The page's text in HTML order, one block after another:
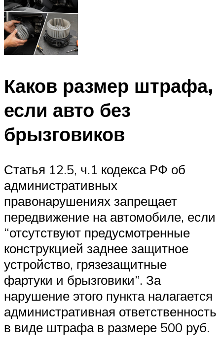
Каков размер штрафа,
если авто без
брызговиков
Статья 12.5, ч.1 кодекса РФ об
административных
правонарушениях запрещает
передвижение на автомобиле, если
“отсутствуют предусмотренные
конструкцией заднее защитное
устройство, грязезащитные
фартуки и брызговики”. За
нарушение этого пункта налагается
административная ответственность
в виде штрафа в размере 500 руб.